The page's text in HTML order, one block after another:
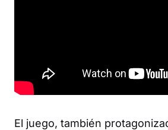
El juego, también